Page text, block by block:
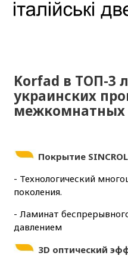
Korfad в ТОП-3
украинских
межкомнатных
Покрытие
- Технологический
поколения.
- Ламинат
давлением
3D оптический